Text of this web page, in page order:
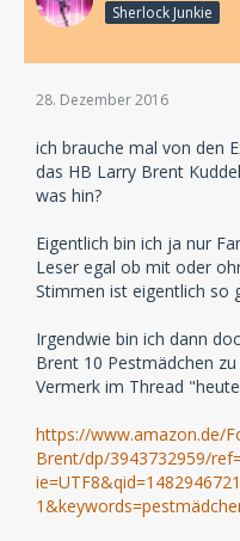
Sherlock Junkie
28. Dezember 2016
ich brauche mal von den
das HB Larry Brent
was hin?
Eigentlich bin ich ja nur
Leser egal ob mit oder
Stimmen ist eigentlich so
Irgendwie bin ich dann
Brent 10 Pestmädchen
Vermerk im Thread
https://www.amazon.de/
Brent/dp/3943732959/